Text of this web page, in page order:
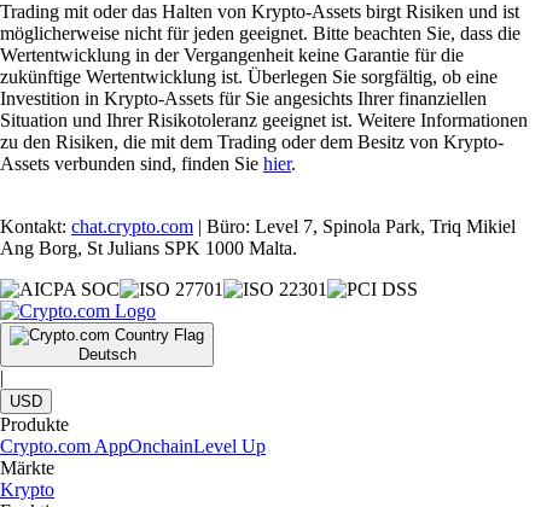
Trading mit oder das Halten von Krypto-Assets birgt Risiken und ist
möglicherweise nicht für jeden geeignet. Bitte beachten Sie, dass die
Wertentwicklung in der Vergangenheit keine Garantie für die
zukünftige Wertentwicklung ist. Überlegen Sie sorgfältig, ob eine
Investition in Krypto-Assets für Sie angesichts Ihrer finanziellen
Situation und Ihrer Risikotoleranz geeignet ist. Weitere Informationen
zu den Risiken, die mit dem Trading oder dem Besitz von Krypto-
Assets verbunden sind, finden Sie hier.
Kontakt: chat.crypto.com | Büro: Level 7, Spinola Park, Triq Mikiel
Ang Borg, St Julians SPK 1000 Malta.
Deutsch
|
USD
Produkte
Crypto.com AppOnchainLevel Up
Märkte
Krypto